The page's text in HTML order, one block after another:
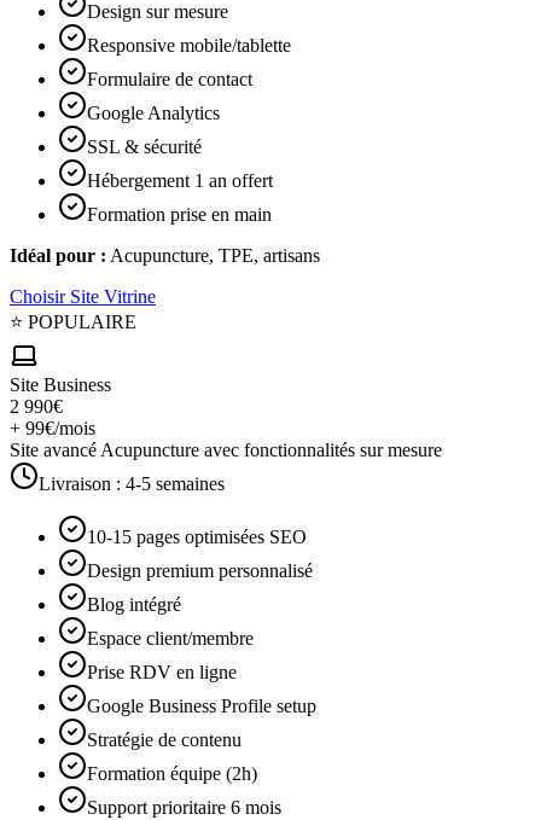
Design sur mesure
Responsive mobile/tablette
Formulaire de contact
Google Analytics
SSL & sécurité
Hébergement 1 an offert
Formation prise en main
Idéal pour : Acupuncture, TPE, artisans
Choisir Site Vitrine
⭐ POPULAIRE
Site Business
2 990€
+ 99€/mois
Site avancé Acupuncture avec fonctionnalités sur mesure
Livraison : 4-5 semaines
10-15 pages optimisées SEO
Design premium personnalisé
Blog intégré
Espace client/membre
Prise RDV en ligne
Google Business Profile setup
Stratégie de contenu
Formation équipe (2h)
Support prioritaire 6 mois